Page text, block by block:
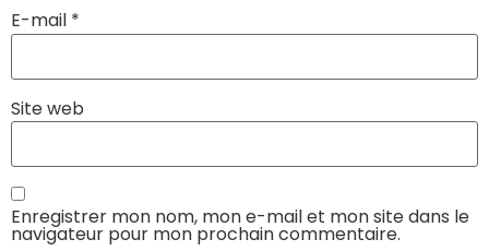
E-mail *
Site web
Enregistrer mon nom, mon e-mail et mon site dans le
navigateur pour mon prochain commentaire.